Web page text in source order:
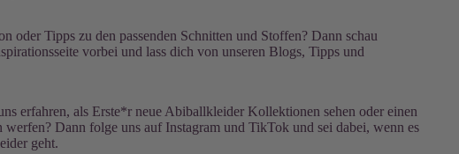
oder Tipps zu den passenden Schnitten und Stoffen? Dann schau
vorbei und lass dich von unseren Blogs, Tipps und
erfahren, als Erste*r neue Abiballkleider Kollektionen sehen oder einen
Dann folge uns auf Instagram und TikTok und sei dabei, wenn es
geht.